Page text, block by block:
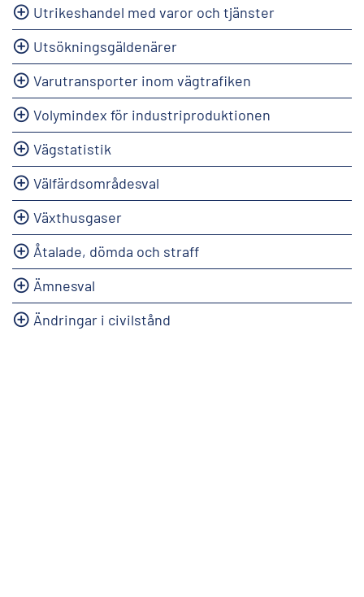
Utrikeshandel med varor och tjänster
Utsökningsgäldenärer
Varutransporter inom vägtrafiken
Volymindex för industriproduktionen
Vägstatistik
Välfärdsområdesval
Växthusgaser
Åtalade, dömda och straff
Ämnesval
Ändringar i civilstånd